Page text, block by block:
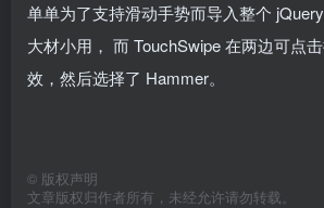
单单为了支持滑动手势而导入整个
大材小用， 而 TouchSwipe 在两边可点
效，然后选择了 Hammer。
© 版权声明
文章版权归作者所有，未经允许请勿转载。